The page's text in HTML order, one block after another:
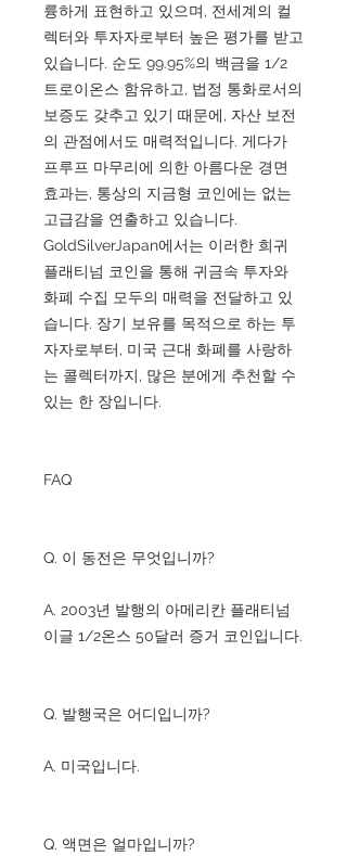
륭하게 표현하고 있으며, 전세계의 컬
렉터와 투자자로부터 높은 평가를 받고
있습니다. 순도 99.95%의 백금을 1/2
트로이온스 함유하고, 법정 통화로서의
보증도 갖추고 있기 때문에, 자산 보전
의 관점에서도 매력적입니다. 게다가
프루프 마무리에 의한 아름다운 경면
효과는, 통상의 지금형 코인에는 없는
고급감을 연출하고 있습니다.
GoldSilverJapan에서는 이러한 희귀
플래티넘 코인을 통해 귀금속 투자와
화폐 수집 모두의 매력을 전달하고 있
습니다. 장기 보유를 목적으로 하는 투
자자로부터, 미국 근대 화폐를 사랑하
는 콜렉터까지, 많은 분에게 추천할 수
있는 한 장입니다.
FAQ
Q. 이 동전은 무엇입니까?
A. 2003년 발행의 아메리칸 플래티넘
이글 1/2온스 50달러 증거 코인입니다.
Q. 발행국은 어디입니까?
A. 미국입니다.
Q. 액면은 얼마입니까?